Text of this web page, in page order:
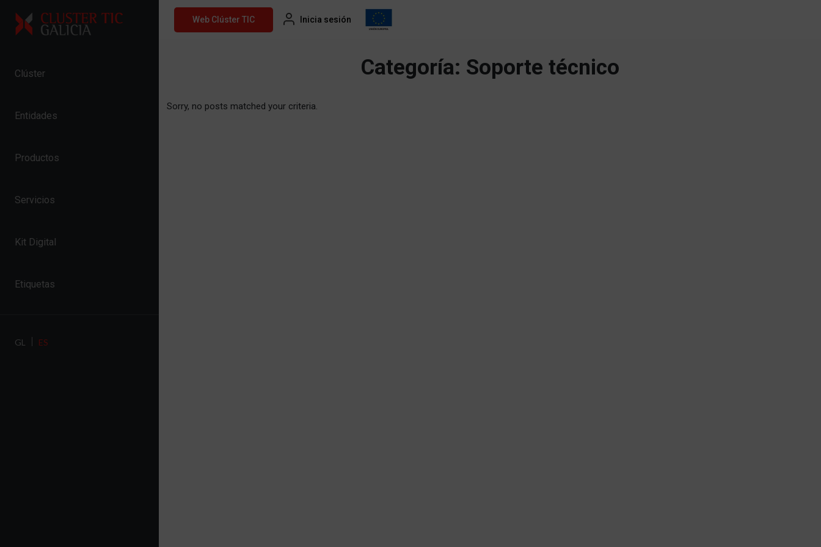
Skip to content
Clúster
Entidades
Productos
Servicios
Kit Digital
Etiquetas
GL ES
Web Clúster TIC Inicia sesión
Categoría: Soporte técnico
Sorry, no posts matched your criteria.